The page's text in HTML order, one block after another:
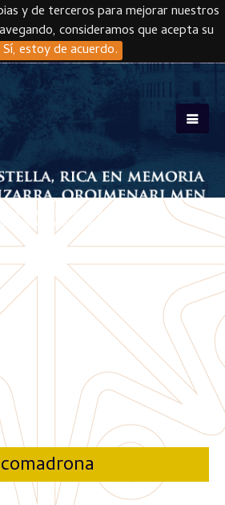
y de terceros para mejorar nuestros
consideramos que acepta su
Sí, estoy de acuerdo.